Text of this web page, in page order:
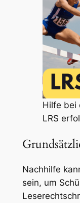
Hilfe bei
LRS
Nachhilfe
sein, um